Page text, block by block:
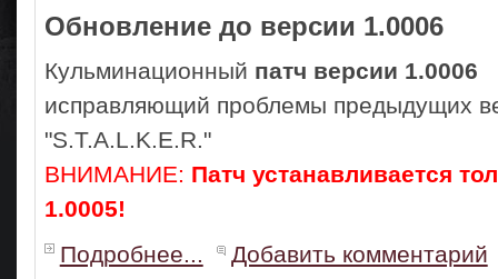
Обновление до версии 1.0006
Кульминационный патч версии 1.0006
исправляющий проблемы предыдущих
"S.T.A.L.K.E.R."
ВНИМАНИЕ: Патч устанавливается
1.0005!
Подробнее...
Добавить комментарий